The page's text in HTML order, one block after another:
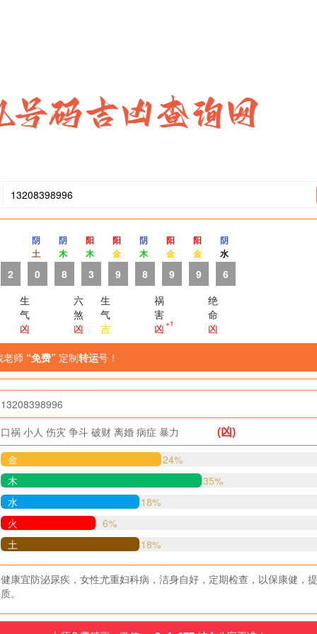
2
阴
土
0
阴
木
8
生
气
凶
阳
木
3
六
煞
凶
阳
金
9
生
气
吉
阴
木
8
阳
金
9
阳
金
9
祸
害
凶 +1
阴
水
6
绝
命
凶
老师 “免费” 定制转运号！
13208398996
口祸 小人 伤灾 争斗 破财 离婚 病症 暴力 (凶)
金
24%
木
35%
水
18%
火
6%
土
18%
健康宜防泌尿疾，女性尤重妇科病，洁身自好，定期检查，以保康健，
质。